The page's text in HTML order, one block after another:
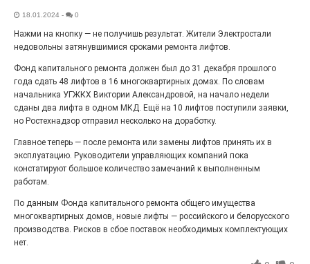
Выставка «Палитра героизма» — новый масштабный
себе Выставочный зал им. Олега Коняшина.
«Районы-кварталы»
путешествуют по городу
18.01.2024 - 0
Нажми на кнопку — не получишь результат. Жители Электростали
недовольны затянувшимися сроками ремонта лифтов.
Фонд капитального ремонта должен был до 31 декабря прошлого
года сдать 48 лифтов в 16 многоквартирных домах. По словам
начальника УГЖКХ Виктории Александровой, на начало недели
сданы два лифта в одном МКД. Ещё на 10 лифтов поступили заявки,
но Ростехнадзор отправил несколько на доработку.
Главное теперь — после ремонта или замены лифтов принять их в
эксплуатацию. Руководители управляющих компаний пока
констатируют большое количество замечаний к выполненным
работам.
По данным Фонда капитального ремонта общего имущества
многоквартирных домов, новые лифты — российского и белорусского
производства. Рисков в сбое поставок необходимых комплектующих
нет.